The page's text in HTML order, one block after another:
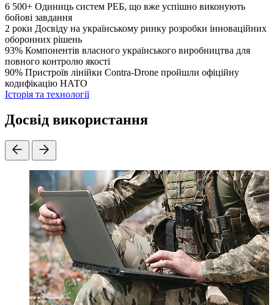
6 500+ Одиниць систем РЕБ, що вже успішно виконують
бойові завдання
2 роки Досвіду на українському ринку розробки інноваційних
оборонних рішень
93% Компонентів власного українського виробництва для
повного контролю якості
90% Пристроїв лінійки Contra-Drone пройшли офіційну
кодифікацію НАТО
Історія та технології
Досвід використання